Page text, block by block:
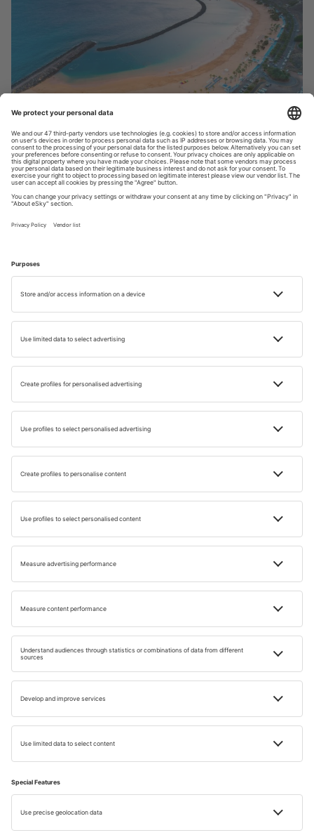
Playa de las Teresitas © Shutterstock
Plajele din Tenerife
Cele mai frumoase plaje din Tenerife formează un
adevărat mozaic de experiențe – de la stațiuni luxoase cu
răspunsul este simplu: peste tot. Tenerife înseamnă
diversitate – nisip negru vulcanic, plaje aurii sau golfuri
ascunse între stânci. Aici găsești atât locuri liniștite pentru
relaxare, cât și zone vibrante precum Playa de las
Américas sau Playa de los Cristianos sau plaje
spectaculoase precum Playa de Benijo sau Playa de la
FAQ
De ce au multe plaje din Tenerife nisip negru?
Există și plaje cu nisip alb în Tenerife?
Ce înseamnă „Steagul Albastru” pe plajele din
Tenerife?
Care sunt cele mai bune plaje pentru familii cu
Tenerife?
Ce plaje sunt bune pentru sporturi nautice